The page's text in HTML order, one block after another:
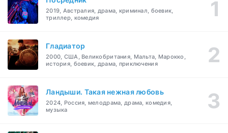
2019, Австралия, драма, криминал, боевик,
триллер, комедия
Гладиатор
2000, США, Великобритания, Мальта, Марокко,
история, боевик, драма, приключения
Ландыши. Такая нежная любовь
2024, Россия, мелодрама, драма, комедия,
музыка